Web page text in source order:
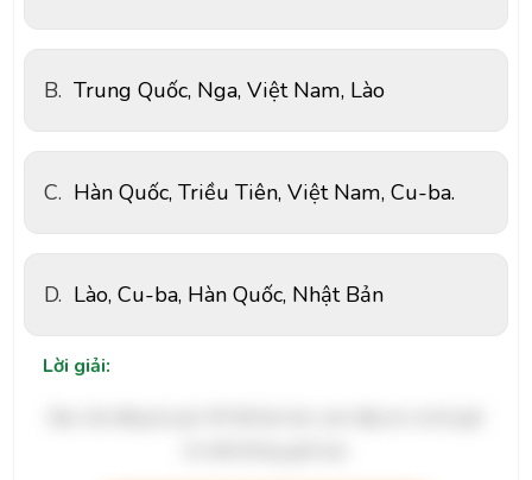
B. Trung Quốc, Nga, Việt Nam, Lào
C. Hàn Quốc, Triều Tiên, Việt Nam, Cu-ba.
D. Lào, Cu-ba, Hàn Quốc, Nhật Bản
Lời giải: